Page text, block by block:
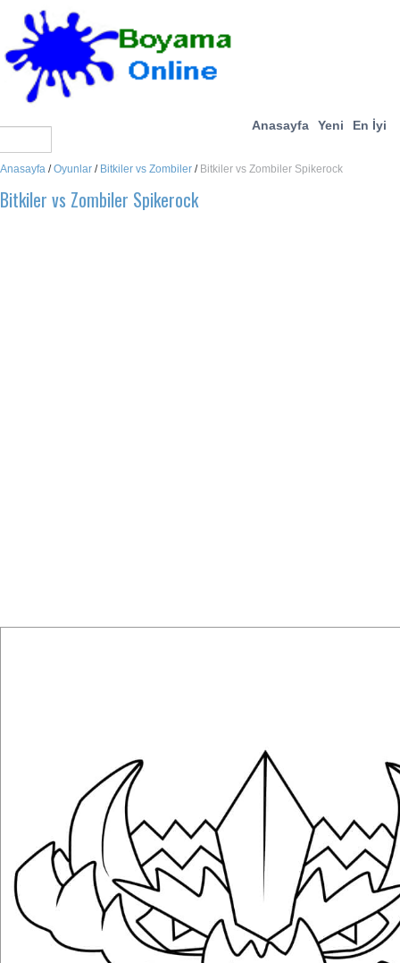
Anasayfa Yeni En İyi
Anasayfa /Oyunlar / Bitkiler vs Zombiler / Bitkiler vs Zombiler Spikerock
Bitkiler vs Zombiler Spikerock